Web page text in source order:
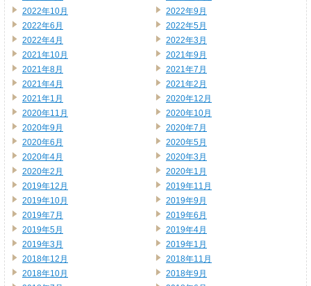
2022年10月
2022年9月
2022年6月
2022年5月
2022年4月
2022年3月
2021年10月
2021年9月
2021年8月
2021年7月
2021年4月
2021年2月
2021年1月
2020年12月
2020年11月
2020年10月
2020年9月
2020年7月
2020年6月
2020年5月
2020年4月
2020年3月
2020年2月
2020年1月
2019年12月
2019年11月
2019年10月
2019年9月
2019年7月
2019年6月
2019年5月
2019年4月
2019年3月
2019年1月
2018年12月
2018年11月
2018年10月
2018年9月